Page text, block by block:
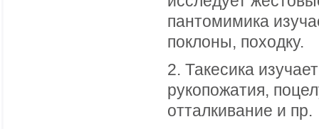
пантомимика
поклоны, походку.
2. Такесика
рукопожатия,
отталкивание и пр.